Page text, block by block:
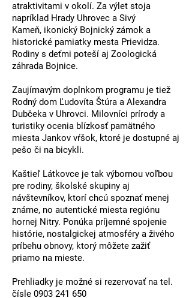
atraktivitami v okolí. Za výlet stoja
napríklad Hrady Uhrovec a Sivý
Kameň, ikonický Bojnický zámok a
historické pamiatky mesta Prievidza.
Rodiny s deťmi poteší aj Zoologická
záhrada Bojnice.
Zaujímavým doplnkom programu je tiež
Rodný dom Ľudovíta Štúra a Alexandra
Dubčeka v Uhrovci. Milovníci prírody a
turistiky ocenia blízkosť pamätného
miesta Jankov vŕšok, ktoré je dostupné aj
pešo či na bicykli.
Kaštieľ Látkovce je tak výbornou voľbou
pre rodiny, školské skupiny aj
návštevníkov, ktorí chcú spoznať menej
známe, no autentické miesta regiónu
hornej Nitry. Ponúka príjemné spojenie
histórie, nostalgickej atmosféry a živého
príbehu obnovy, ktorý môžete zažiť
priamo na mieste.
Prehliadky je možné si rezervovať na tel.
čísle 0903 241 650